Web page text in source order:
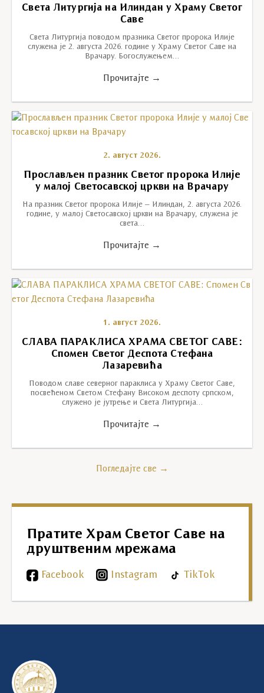
Света Литургија на Илиндан у Храму Светог
Саве
Света Литургија поводом празника Светог пророка Илије
служена је 2. августа 2026. године у Храму Светог Саве на
Врачару. Богослужењем…
Прочитајте →
2. август 2026.
Прослављен празник Светог пророка Илије
у малој Светосавској цркви на Врачару
На празник Светог пророка Илије – Илиндан, 2. августа 2026.
године, у малој Светосавској цркви на Врачару, служена је
света…
Прочитајте →
1. август 2026.
СЛАВА ПАРАКЛИСА ХРАМА СВЕТОГ САВЕ:
Спомен Светог Деспота Стефана
Лазаревића
Поводом славе северног параклиса у Храму Светог Саве,
посвећеном Светом Стефану Високом деспоту српском,
служено је јутрење и Света Литургија…
Прочитајте →
Погледајте све →
Пратите Храм Светог Саве на
друштвеним мрежама
Facebook Instagram TikTok